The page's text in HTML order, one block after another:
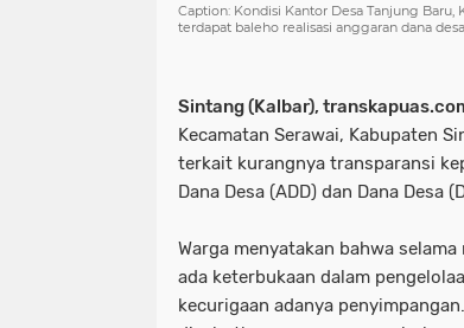
Caption: Kondisi Kantor Desa Tanjung
terdapat baleho realisasi anggaran dana desa
Sintang (Kalbar),
Kecamatan Serawai, Kabupaten
terkait kurangnya transparansi
Dana Desa (ADD) dan Dana Desa
Warga menyatakan bahwa
ada keterbukaan dalam
kecurigaan adanya